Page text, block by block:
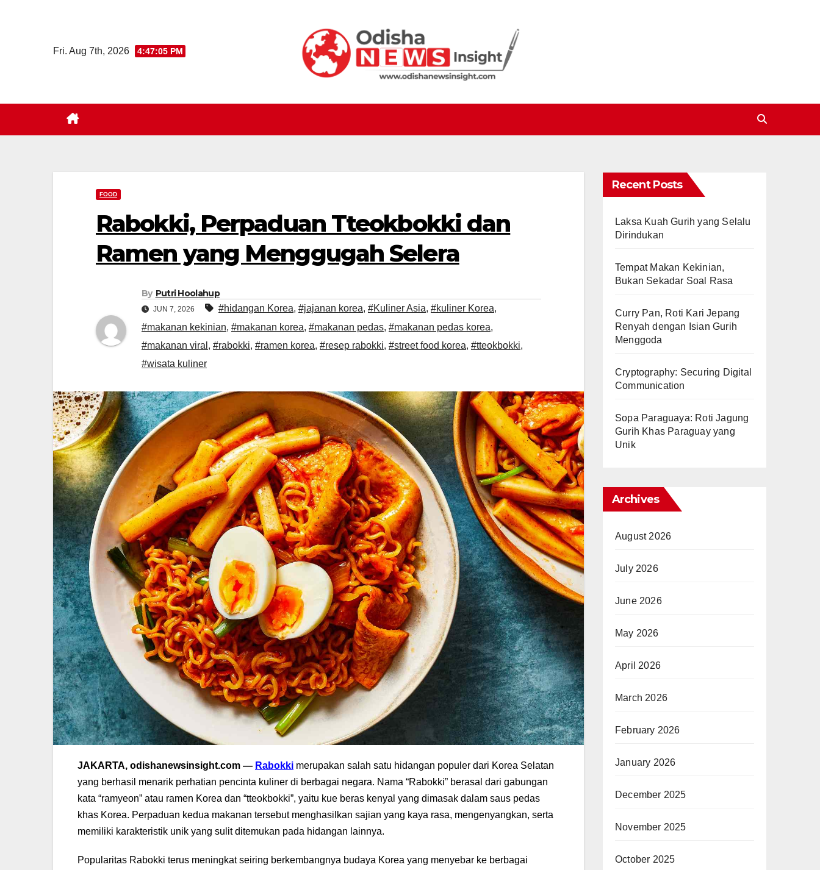
Fri. Aug 7th, 2026 4:47:06 PM
FOOD
Rabokki, Perpaduan Tteokbokki dan
Ramen yang Menggugah Selera
By Putri Hoolahup
JUN 7, 2026 #hidangan Korea, #jajanan korea, #Kuliner Asia, #kuliner Korea,
#makanan kekinian, #makanan korea, #makanan pedas, #makanan pedas korea,
#makanan viral , #rabokki, #ramen korea, #resep rabokki, #street food korea, #tteokbokki,
#wisata kuliner
JAKARTA, odishanewsinsight.com — Rabokki merupakan salah satu hidangan populer dari Korea Selatan
yang berhasil menarik perhatian pencinta kuliner di berbagai negara. Nama “Rabokki” berasal dari gabungan
kata “ramyeon” atau ramen Korea dan “tteokbokki”, yaitu kue beras kenyal yang dimasak dalam saus pedas
khas Korea. Perpaduan kedua makanan tersebut menghasilkan sajian yang kaya rasa, mengenyangkan, serta
memiliki karakteristik unik yang sulit ditemukan pada hidangan lainnya.
Popularitas Rabokki terus meningkat seiring berkembangnya budaya Korea yang menyebar ke berbagai
Recent Posts
Laksa Kuah Gurih yang Selalu
Dirindukan
Tempat Makan Kekinian,
Bukan Sekadar Soal Rasa
Curry Pan, Roti Kari Jepang
Renyah dengan Isian Gurih
Menggoda
Cryptography: Securing Digital
Communication
Sopa Paraguaya: Roti Jagung
Gurih Khas Paraguay yang
Unik
Archives
August 2026
July 2026
June 2026
May 2026
April 2026
March 2026
February 2026
January 2026
December 2025
November 2025
October 2025